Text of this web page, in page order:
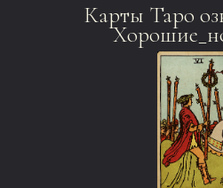
Карты Таро